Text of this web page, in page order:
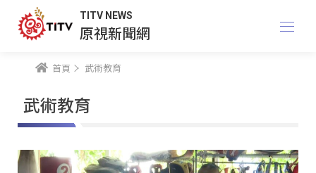
TITV NEWS
原視新聞網
首頁 武術教育
武術教育